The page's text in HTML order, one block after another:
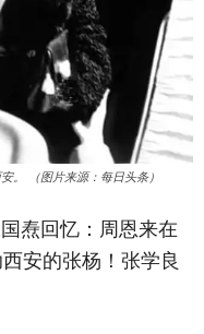
。 （图片来源：每日头条）
焘回忆：周恩来在
安的张杨！张学良